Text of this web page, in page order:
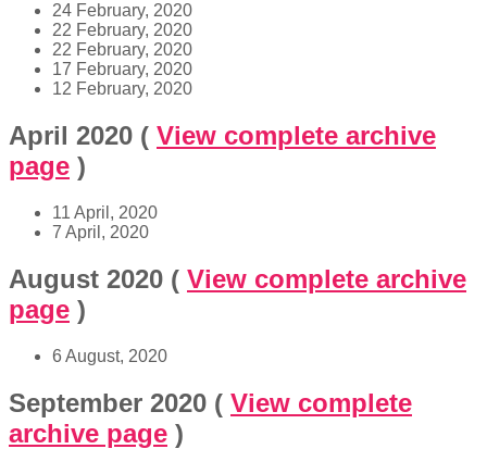
24 February, 2020
22 February, 2020
22 February, 2020
17 February, 2020
12 February, 2020
April 2020 ( View complete archive
page )
11 April, 2020
7 April, 2020
August 2020 ( View complete archive
page )
6 August, 2020
September 2020 ( View complete
archive page )